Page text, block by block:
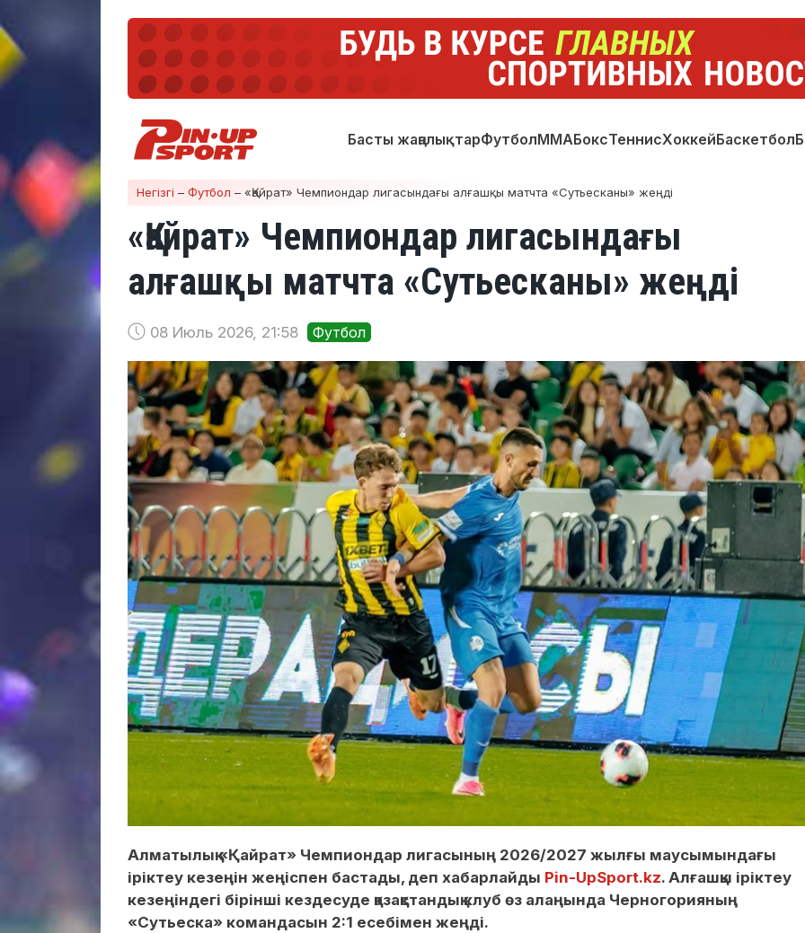
Басты жаңалықтарФутболММАБоксТеннисХоккейБаскетбол
Негізгі – Футбол – «Қайрат» Чемпиондар лигасындағы алғашқы матчта «Сутьесканы» жеңді
«Қайрат» Чемпиондар лигасындағы
алғашқы матчта «Сутьесканы» жеңді
08 Июль 2026, 21:58 Футбол
Алматылық «Қайрат» Чемпиондар лигасының 2026/2027 жылғы маусымындағы
іріктеу кезеңін жеңіспен бастады, деп хабарлайды Pin-UpSport.kz. Алғашқы іріктеу
кезеңіндегі бірінші кездесуде қазақстандық клуб өз алаңында Черногорияның
«Сутьеска» командасын 2:1 есебімен жеңді.